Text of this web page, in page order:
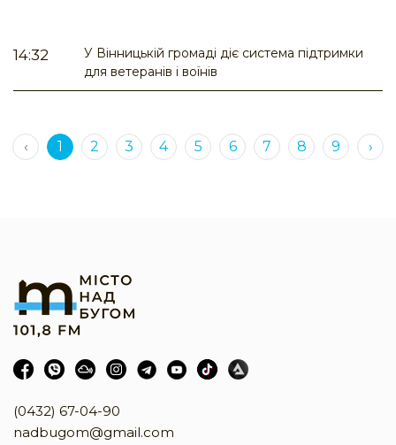
14:32
У Вінницькій громаді діє система підтримки
для ветеранів і воїнів
‹ 1 2 3 4 5 6 7 8 9 ›
(0432) 67-04-90
nadbugom@gmail.com